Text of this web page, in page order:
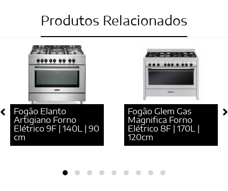
Produtos Relacionados
Fogão Elanto
Artigiano Forno
Elétrico 9F | 140L | 90
cm
Fogão Glem Gas
Magnifica Forno
Elétrico 8F | 170L |
120cm